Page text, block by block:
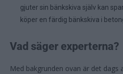
gjuter sin bänkskiva själv kan
köper en färdig bänkskiva i
Vad säger experterna?
Med bakgrunden ovan är det